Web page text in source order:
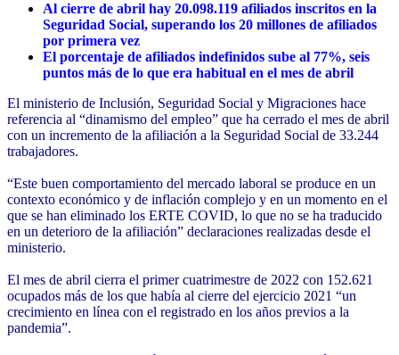
Al cierre de abril hay 20.098.119 afiliados inscritos en la
Seguridad Social, superando los 20 millones de afiliados
por primera vez
El porcentaje de afiliados indefinidos sube al 77%, seis
puntos más de lo que era habitual en el mes de abril
El ministerio de Inclusión, Seguridad Social y Migraciones hace
referencia al “dinamismo del empleo” que ha cerrado el mes de abril
con un incremento de la afiliación a la Seguridad Social de 33.244
trabajadores.
“Este buen comportamiento del mercado laboral se produce en un
contexto económico y de inflación complejo y en un momento en el
que se han eliminado los ERTE COVID, lo que no se ha traducido
en un deterioro de la afiliación” declaraciones realizadas desde el
ministerio.
El mes de abril cierra el primer cuatrimestre de 2022 con 152.621
ocupados más de los que había al cierre del ejercicio 2021 “un
crecimiento en línea con el registrado en los años previos a la
pandemia”.